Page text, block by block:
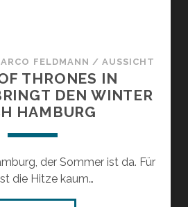
FELDMANN /AUSSICHT
THRONES IN
DEN WINTER
HAMBURG
der Sommer ist da. Für
die Hitze kaum…